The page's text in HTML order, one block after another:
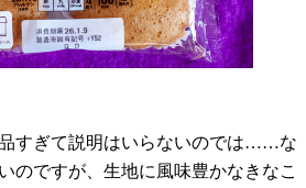
すぎて説明はいらないのでは……な
のですが、生地に風味豊かなきなこ